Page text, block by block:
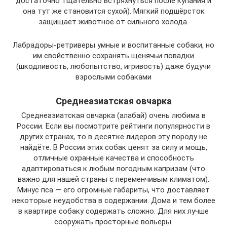
она тут же становится сухой). Мягкий подшёрсток
защищает животное от сильного холода.
Лабрадоры-ретриверы умные и воспитанные собаки, но
им свойственно сохранять щенячьи повадки
(шкодливость, любопытство, игривость) даже будучи
взрослыми собаками
Среднеазиатская овчарка
Среднеазиатская овчарка (алабай) очень любима в
России. Если вы посмотрите рейтинги популярности в
других странах, то в десятке лидеров эту породу не
найдёте. В России этих собак ценят за силу и мощь,
отличные охранные качества и способность
адаптироваться к любым погодным капризам (что
важно для нашей страны с переменчивым климатом).
Минус пса — его огромные габариты, что доставляет
некоторые неудобства в содержании. Дома и тем более
в квартире собаку содержать сложно. Для них лучше
сооружать просторные вольеры.